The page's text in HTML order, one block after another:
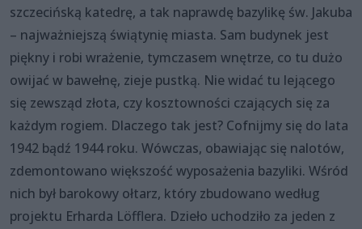
szczecińską katedrę, a tak naprawdę bazylikę św. Jakuba
– najważniejszą świątynię miasta. Sam budynek jest
piękny i robi wrażenie, tymczasem wnętrze, co tu dużo
owijać w bawełnę, zieje pustką. Nie widać tu lejącego
się zewsząd złota, czy kosztowności czających się za
każdym rogiem. Dlaczego tak jest? Cofnijmy się do lata
1942 bądź 1944 roku. Wówczas, obawiając się nalotów,
zdemontowano większość wyposażenia bazyliki. Wśród
nich był barokowy ołtarz, który zbudowano według
projektu Erharda Löfflera. Dzieło uchodziło za jeden z